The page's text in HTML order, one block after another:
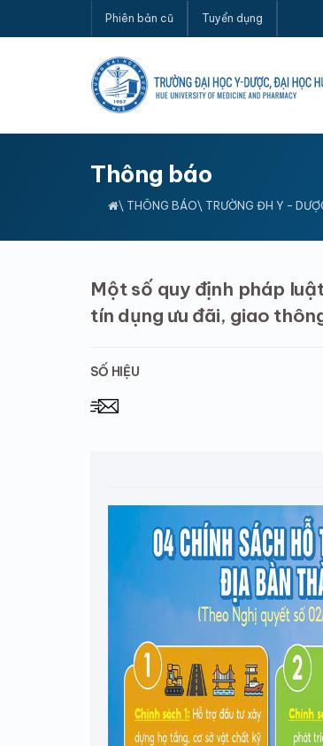
Phiên bản cũ Tuyển dụng
Thông báo
\ THÔNG BÁO\ TRƯỜNG ĐH Y -
Một số quy định pháp
tín dụng ưu đãi, giao
SỐ HIỆU